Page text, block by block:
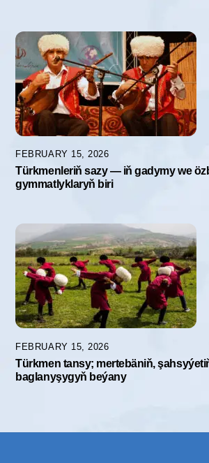
FEBRUARY 15, 2026
Türkmenleriň sazy — iň gadymy we
gymmatlyklaryň biri
FEBRUARY 15, 2026
Türkmen tansy; mertebäniň,
baglanyşygyň beýany